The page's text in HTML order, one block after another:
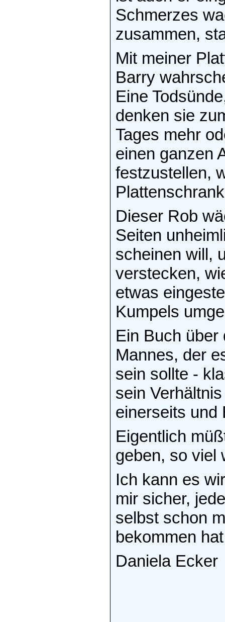
Schmerzes
zusammen,
Mit meiner
Barry
Eine
denken sie
Tages mehr
einen ganzen
festzustellen,
Dieser Rob
Seiten
scheinen will,
verstecken,
etwas
Kumpels
Ein Buch
Mannes, der
sein sollte -
sein
einerseits und
Eigentlich
geben, so viel
Ich kann es
mir sicher,
selbst schon
bekommen
Daniela Ecker